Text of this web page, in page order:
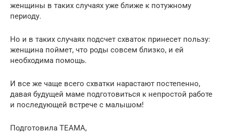
женщины в таких случаях уже ближе к потужному
периоду.
Но и в таких случаях подсчет схваток принесет пользу:
женщина поймет, что роды совсем близко, и ей
необходима помощь.
И все же чаще всего схватки нарастают постепенно,
давая будущей маме подготовиться к непростой работе
и последующей встрече с малышом!
Подготовила ТЕАМА,